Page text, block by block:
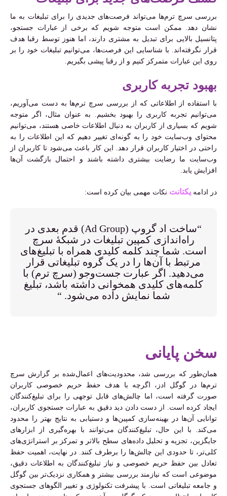
بررسی سرچ ترم‌ها می‌تواند فرصت‌های جدیدی را برای تبلیغات به ما
نشان دهد. ممکن است متوجه شویم که برخی از عبارات جستجو،
پتانسیل بالایی برای تبدیل به مشتری دارند، اما هنوز توسط رقبا هدف
قرار نگرفته‌اند. با شناسایی این فرصت‌ها، می‌توانیم تبلیغات خود را بر
روی این عبارات متمرکز کنیم و از رقبا پیشی بگیریم.
بهبود تجربه کاربری
با استفاده از اطلاعاتی که از بررسی سرچ ترم‌ها به دست می‌آوریم،
می‌توانیم تجربه کاربری را بهبود بخشیم. به عنوان مثال، اگر متوجه
شویم که بسیاری از کاربران به دنبال اطلاعات خاصی هستند، می‌توانیم
محتوای وب‌سایت خود را به گونه‌ای تغییر دهیم که این اطلاعات را به
راحتی در اختیار کاربران قرار دهد. این کار باعث می‌شود تا کاربران از
وب‌سایت ما رضایت بیشتری داشته باشند و احتمال بازگشت آن‌ها
افزایش یابد.
در ادامه یکتانت نکات مهمی بیان کرده است:
“ساخت اد گروپ (Ad Group) قدم بعدی در
راه‌اندازی کمپین تبلیغات در شبکهٔ سرچ
است. شما چند کلمه کلیدی همراه با تبلیغ‌های
مرتبط با آن‌ها را در یک گروه تبلیغاتی قرار
می‌دهید. اگر عبارت جست‌وجو (سرچ ترم) با
کلمه‌های کلیدی همخوانی داشته باشد، تبلیغ
شما نمایش داده می‌شود. “
سخن پایانی
همان‌طور که بررسی شد، محدودیت‌های اعمال‌شده بر گزارش سرچ
ترم‌ها در گوگل ادز، اگرچه با هدف حفظ حریم خصوصی کاربران
صورت گرفته است، اما چالش‌های قابل توجهی را برای تبلیغ‌کنندگان
ایجاد کرده است. از دست دادن دید دقیق به عبارات جستجوی کاربران،
توانایی آن‌ها در بهینه‌سازی کمپین‌ها و دستیابی به نتایج بهتر را محدود
می‌کند. با این حال، تبلیغ‌کنندگان می‌توانند با بهره‌گیری از ابزارهای
جایگزین، تجزیه و تحلیل داده‌های سطح بالاتر و تمرکز بر استراتژی‌های
کلی‌تر، تا حدودی این چالش‌ها را برطرف کنند. در نهایت، اهمیت حفظ
تعادل بین حفظ حریم خصوصی و نیاز تبلیغ‌کنندگان به اطلاعات دقیق،
موضوعی است که نیازمند بررسی بیشتر و همکاری نزدیک‌تر بین گوگل
و جامعه تبلیغاتی است. با پیشرفت تکنولوژی و تغییر الگوهای جستجوی